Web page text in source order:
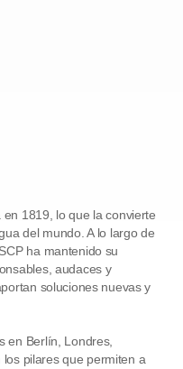
1819, lo que la convierte
del mundo. A lo largo de
ha mantenido su
audaces y
soluciones nuevas y
en Berlín, Londres,
pilares que permiten a